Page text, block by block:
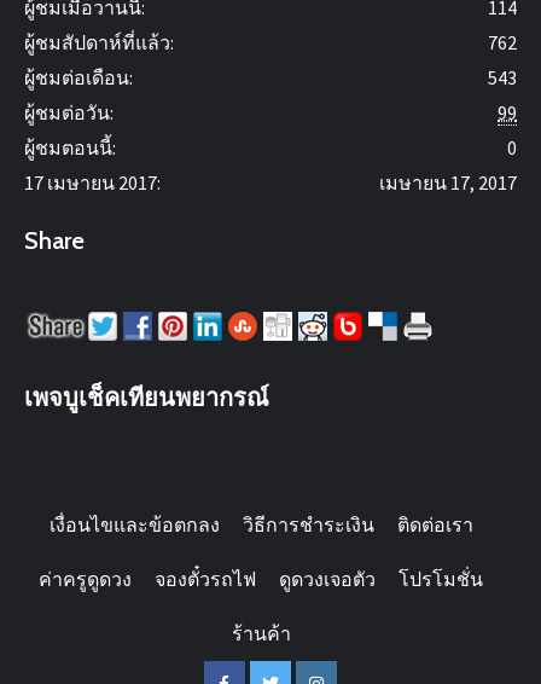
114
ผู้ชมเมื่อวานนี้:
762
ผู้ชมสัปดาห์ที่แล้ว:
543
ผู้ชมต่อเดือน:
99
ผู้ชมต่อวัน:
0
ผู้ชมตอนนี้:
เมษายน 17, 2017
17 เมษายน 2017:
Share
เพจบูเช็คเทียนพยากรณ์
เงื่อนไขและข้อตกลง วิธีการชำระเงิน ติดต่อเรา
ค่าครูดูดวง จองตั๋วรถไฟ ดูดวงเจอตัว โปรโมชั่น
ร้านค้า